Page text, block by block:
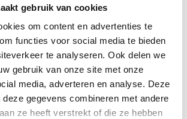
gebruik van cookies
om content en advertenties te
functies voor social media te bieden
te analyseren. Ook delen we
gebruik van onze site met onze
media, adverteren en analyse. Deze
deze gegevens combineren met andere
ze heeft verstrekt of die ze hebben
niet worden overzien. Wel overweegt
dat partijen aan tafel dienen te gaan
passen aan de gewijzigde situatie.
namelijk niet zonder meer aan de deal